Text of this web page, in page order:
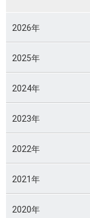
2026年
2025年
2024年
2023年
2022年
2021年
2020年